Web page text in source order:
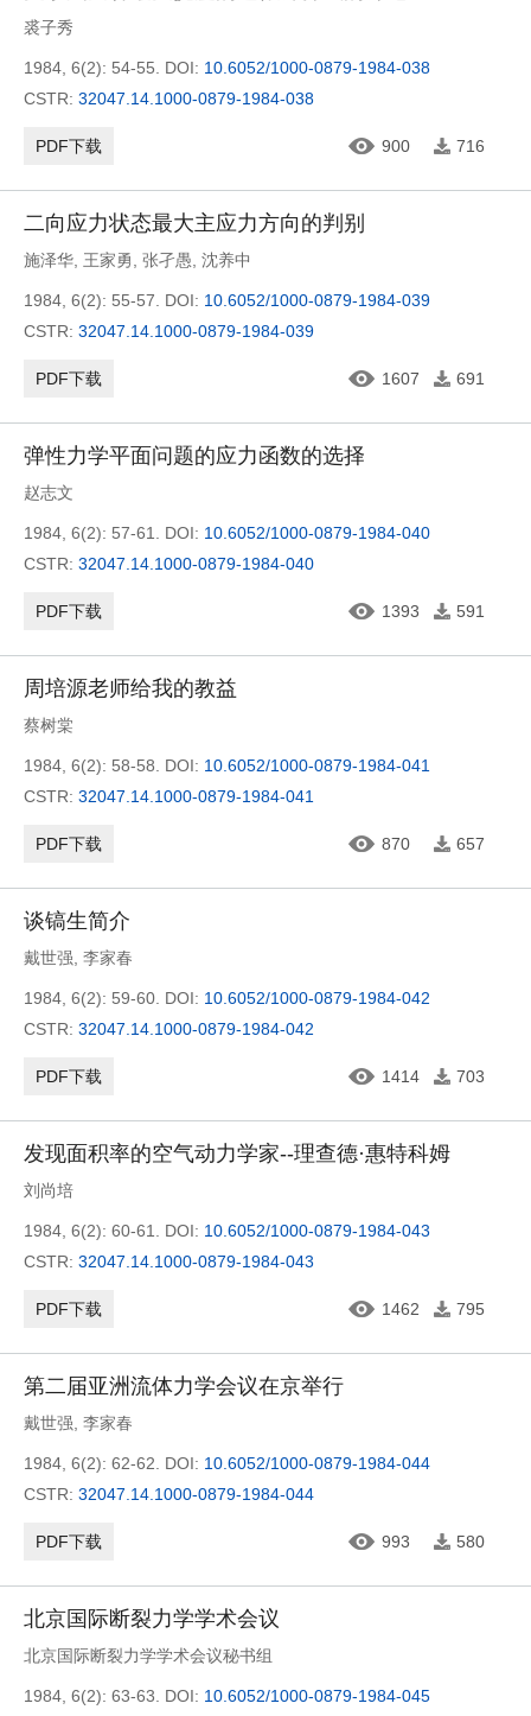
裘子秀
1984, 6(2): 54-55. DOI: 10.6052/1000-0879-1984-038
CSTR: 32047.14.1000-0879-1984-038
PDF下载 900 716
二向应力状态最大主应力方向的判别
施泽华 王家勇 张孑愚 沈养中
1984, 6(2): 55-57. DOI: 10.6052/1000-0879-1984-039
CSTR: 32047.14.1000-0879-1984-039
PDF下载 1607 691
弹性力学平面问题的应力函数的选择
赵志文
1984, 6(2): 57-61. DOI: 10.6052/1000-0879-1984-040
CSTR: 32047.14.1000-0879-1984-040
PDF下载 1393 591
周培源老师给我的教益
蔡树棠
1984, 6(2): 58-58. DOI: 10.6052/1000-0879-1984-041
CSTR: 32047.14.1000-0879-1984-041
PDF下载 870 657
谈镐生简介
戴世强 李家春
1984, 6(2): 59-60. DOI: 10.6052/1000-0879-1984-042
CSTR: 32047.14.1000-0879-1984-042
PDF下载 1414 703
发现面积率的空气动力学家--理查德·惠特科姆
刘尚培
1984, 6(2): 60-61. DOI: 10.6052/1000-0879-1984-043
CSTR: 32047.14.1000-0879-1984-043
PDF下载 1462 795
第二届亚洲流体力学会议在京举行
戴世强 李家春
1984, 6(2): 62-62. DOI: 10.6052/1000-0879-1984-044
CSTR: 32047.14.1000-0879-1984-044
PDF下载 993 580
北京国际断裂力学学术会议
北京国际断裂力学学术会议秘书组
1984, 6(2): 63-63. DOI: 10.6052/1000-0879-1984-045